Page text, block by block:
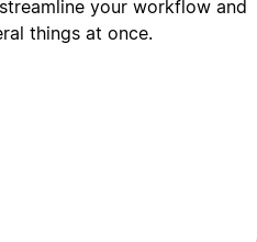
your workflow and
things at once.